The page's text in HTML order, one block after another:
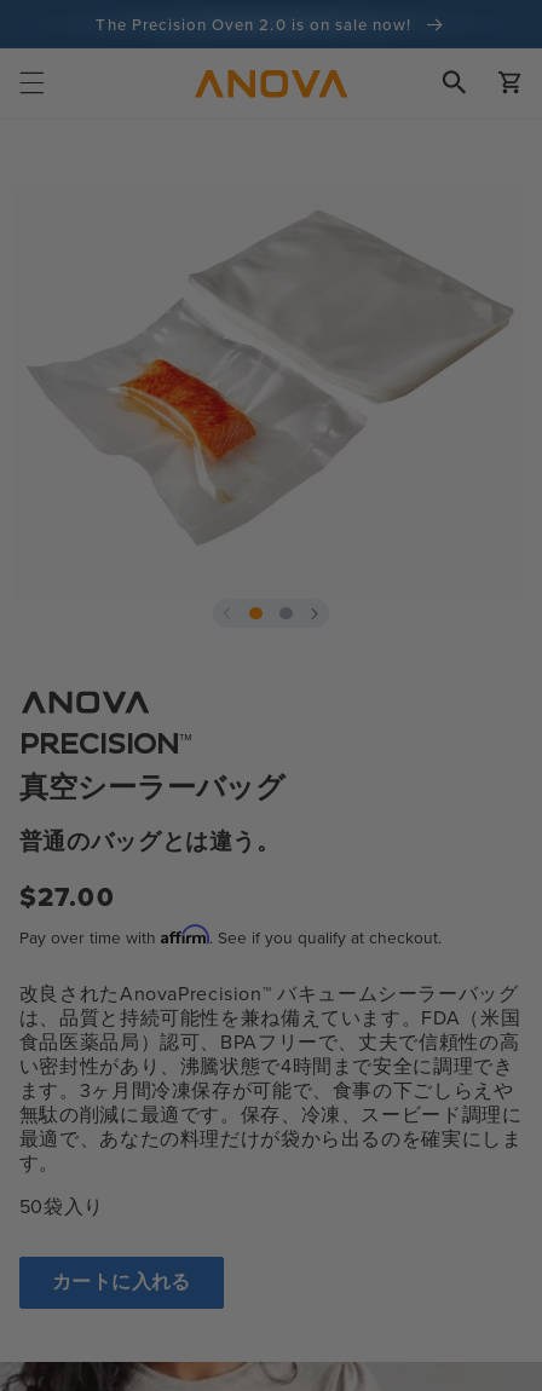
ツへスキ
ップ
The Precision Oven 2.0 is on sale now!
100日間返金保証
ー
ル
メ
ィ
1
を
く
PRECISION™
真空シーラーバッグ
普通のバッグとは違う。
通
価
格
$27.00
Pay over time with Affirm. See if you qualify at checkout.
改良されたAnovaPrecision™ バキュームシーラーバッグ
は、品質と持続可能性を兼ね備えています。FDA（米国
食品医薬品局）認可、BPAフリーで、丈夫で信頼性の高
い密封性があり、沸騰状態で4時間まで安全に調理でき
ます。3ヶ月間冷凍保存が可能で、食事の下ごしらえや
無駄の削減に最適です。保存、冷凍、スービード調理に
最適で、あなたの料理だけが袋から出るのを確実にしま
す。
50袋入り
カートに入れる